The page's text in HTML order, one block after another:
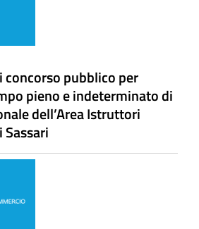
concorso pubblico per
pieno e indeterminato di
dell’Area Istruttori
Sassari